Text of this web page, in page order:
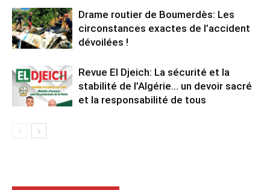
Drame routier de Boumerdès: Les
circonstances exactes de l’accident
dévoilées !
Revue El Djeich: La sécurité et la
stabilité de l’Algérie… un devoir sacré
et la responsabilité de tous